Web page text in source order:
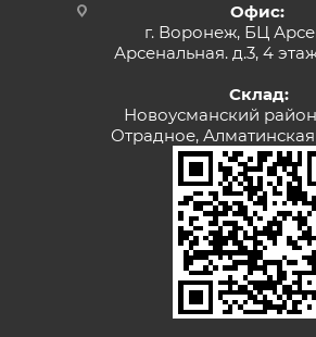
Офис:
г. Воронеж, БЦ
Арсенальная. д.3, 4
Склад:
Новоусманский
Отрадное,